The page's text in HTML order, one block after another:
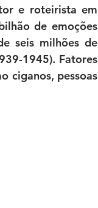
e roteirista em
de emoções
seis milhões de
1945). Fatores
ciganos, pessoas